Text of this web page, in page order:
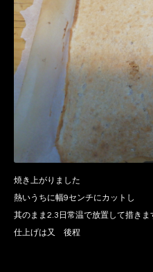
焼き上がりました
熱いうちに幅9センチにカットし
其のまま2.3日常温で放置して措きま
仕上げは又 後程